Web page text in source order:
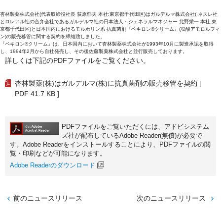
杏林製薬株式会社(代表取締役社長 荻原郁夫 本社;東京都千代田区)はガルデルマ株式会社( ネスレ社
とロレアル社の合弁会社であるガルデルマ社の日本法人・ジェネラルマネジャー 北野栄一 本社;東
京都千代田区)と日本国内におけるモルホリン系 抗真菌剤『ペキロン®クリーム』(塩酸アモロルフィ
ン)の販売移管に関する契約を締結致しました。
『ペキロン®クリーム』は、日本国内において杏林製薬株式会社が1993年10月に製造承認を取得
し、1994年2月から自社発売し、その後佐藤製薬株式会社と並行販売しております。
詳しくは下記のPDFファイルをご覧ください。
杏林製薬(株)はガルデルマ(株)に抗真菌剤の販売移管を契約 [
PDF 41.7 KB ]
PDFファイルをご覧いただくには、アドビシステム
ズ社が配布しているAdobe Reader(無償)が必要で
す。Adobe Readerをインストールすることにより、PDFファイルの閲
覧・印刷などが可能になります。
Adobe Readerのダウンロード
前のニュースリリース 次のニュースリリース